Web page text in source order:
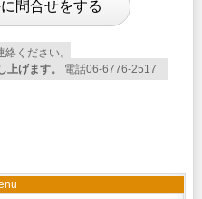
ください。
上げます。
電話06-6776-2517